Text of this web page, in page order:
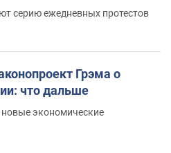
серию ежедневных протестов
Грэма о
что дальше
экономические